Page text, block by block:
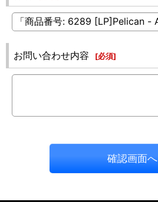
お問い合わせ内容 [必須]
確認画面へ